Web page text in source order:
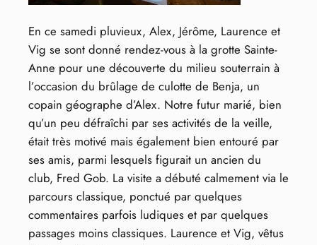
En ce samedi pluvieux, Alex, Jérôme, Laurence et
Vig se sont donné rendez-vous à la grotte Sainte-
Anne pour une découverte du milieu souterrain à
l’occasion du brûlage de culotte de Benja, un
copain géographe d’Alex. Notre futur marié, bien
qu’un peu défraîchi par ses activités de la veille,
était très motivé mais également bien entouré par
ses amis, parmi lesquels figurait un ancien du
club, Fred Gob. La visite a débuté calmement via le
parcours classique, ponctué par quelques
commentaires parfois ludiques et par quelques
passages moins classiques. Laurence et Vig, vêtus